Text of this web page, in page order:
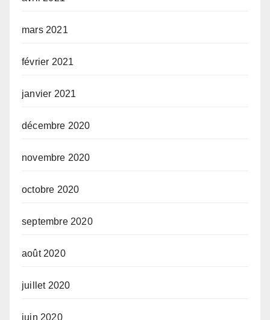
mars 2021
février 2021
janvier 2021
décembre 2020
novembre 2020
octobre 2020
septembre 2020
août 2020
juillet 2020
juin 2020